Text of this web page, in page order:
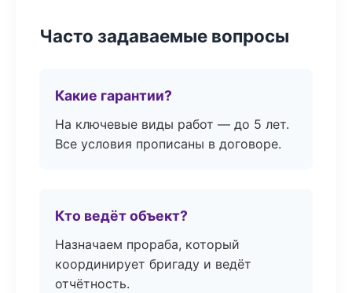
Часто задаваемые вопросы
Какие гарантии?
На ключевые виды работ — до 5 лет.
Все условия прописаны в договоре.
Кто ведёт объект?
Назначаем прораба, который
координирует бригаду и ведёт
отчётность.